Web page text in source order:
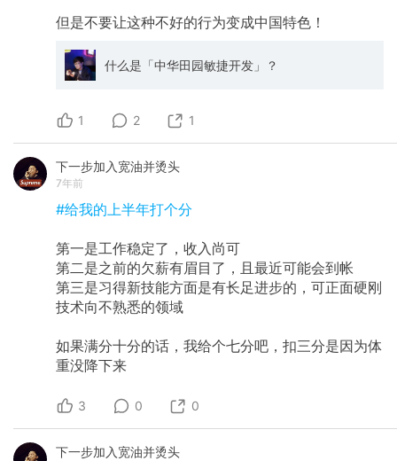
但是不要让这种不好的行为变成中国特色！
什么是「中华田园敏捷开发」？
1 2 1
下一步加入宽油并烫头
7年前
#给我的上半年打个分
第一是工作稳定了，收入尚可
第二是之前的欠薪有眉目了，且最近可能会到帐
第三是习得新技能方面是有长足进步的，可正面硬刚
技术向不熟悉的领域
如果满分十分的话，我给个七分吧，扣三分是因为体
重没降下来
3 0 0
下一步加入宽油并烫头